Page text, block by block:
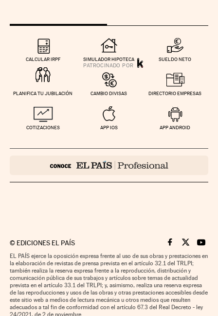
CALCULAR IRPF SIMULADOR HIPOTECA SUELDO NETO
PLANIFICA TU JUBILACIÓN CAMBIO DIVISAS DIRECTORIO EMPRESAS
COTIZACIONES APP IOS APP ANDROID
© EDICIONES EL PAÍS Cinco Días en
Cinco Días
Cinco
EL PAÍS ejerce la oposición expresa frente al uso de sus obras y prestaciones en
la elaboración de revistas de prensa prevista en el artículo 32.1 del TRLPI;
también realiza la reserva expresa frente a la reproducción, distribución y
comunicación pública de sus trabajos y artículos sobre temas de actualidad
prevista en el artículo 33.1 del TRLPI; y, asimismo, realiza una reserva expresa
de las reproducciones y usos de las obras y otras prestaciones accesibles desde
este sitio web a medios de lectura mecánica u otros medios que resulten
adecuados a tal fin de conformidad con el artículo 67.3 del Real Decreto - ley
24/2021, de 2 de noviembre